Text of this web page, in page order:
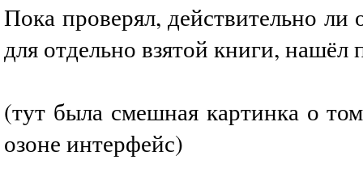
Пока проверял, действительно
для отдельно взятой книги, нашёл
(тут была смешная картинка о
озоне интерфейс)